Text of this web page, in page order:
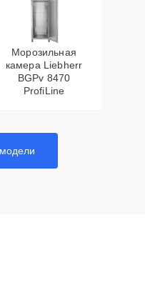
Морозильная
камера Liebherr
BGPv 8470
ProfiLine